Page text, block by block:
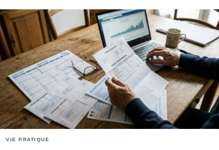
VIE PRATIQUE